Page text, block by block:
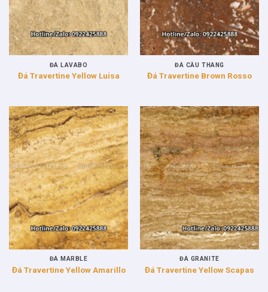
ĐÁ LAVABO
Đá Travertine Yellow Luisa
ĐÁ CẦU THANG
Đá Travertine Brown Rosso
ĐÁ MARBLE
Đá Travertine Yellow Amarillo
ĐÁ GRANITE
Đá Travertine Yellow Scapas